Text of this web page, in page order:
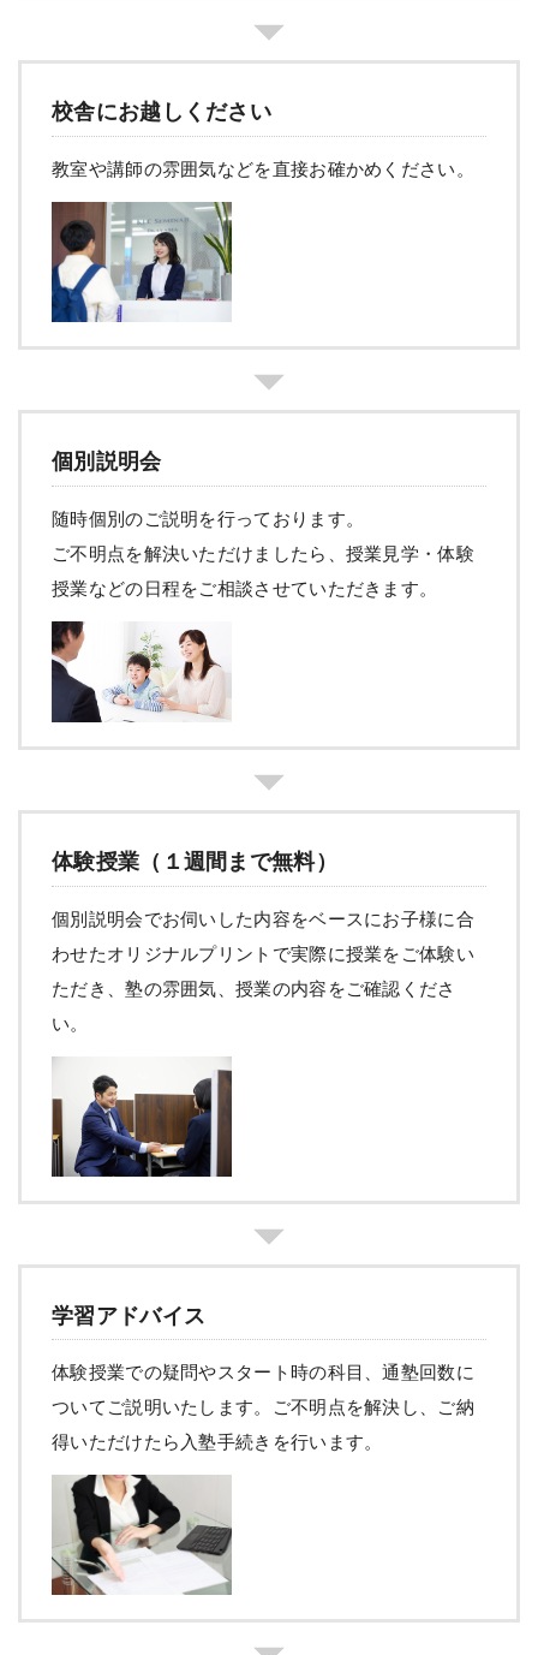
校舎にお越しください
教室や講師の雰囲気などを直接お確かめください。
個別説明会
随時個別のご説明を行っております。
ご不明点を解決いただけましたら、授業見学・体験
授業などの日程をご相談させていただきます。
体験授業（１週間まで無料）
個別説明会でお伺いした内容をベースにお子様に合
わせたオリジナルプリントで実際に授業をご体験い
ただき、塾の雰囲気、授業の内容をご確認くださ
い。
学習アドバイス
体験授業での疑問やスタート時の科目、通塾回数に
ついてご説明いたします。ご不明点を解決し、ご納
得いただけたら入塾手続きを行います。